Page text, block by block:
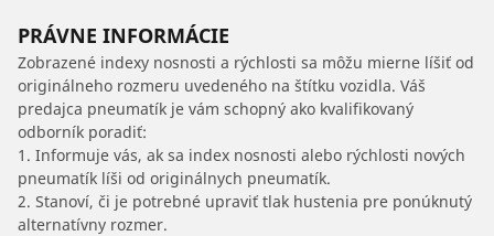
PRÁVNE INFORMÁCIE
Zobrazené indexy nosnosti a rýchlosti sa môžu mierne líšiť od
originálneho rozmeru uvedeného na štítku vozidla. Váš
predajca pneumatík je vám schopný ako kvalifikovaný
odborník poradiť:
1. Informuje vás, ak sa index nosnosti alebo rýchlosti nových
pneumatík líši od originálnych pneumatík.
2. Stanoví, či je potrebné upraviť tlak hustenia pre ponúknutý
alternatívny rozmer.